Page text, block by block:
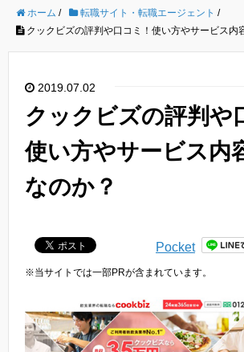
ホーム / 転職サイト・転職エージェント /
クックビズの評判や口コミ！使い方やサービス内
2019.07.02
クックビズの評判や
使い方やサービス内
なのか？
Pocket
※当サイトでは一部PRが含まれています。